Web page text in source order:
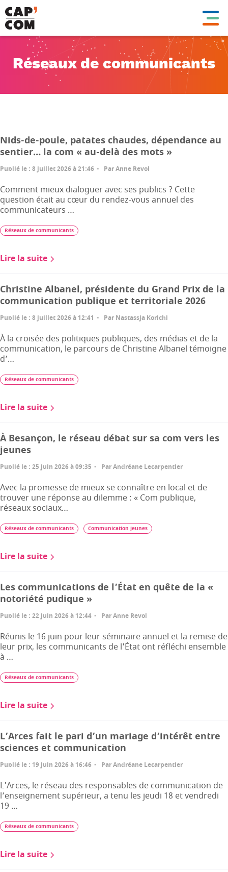
Aller
au
contenu
principal
Réseaux de communicants
Nids-de-poule, patates chaudes, dépendance au
sentier… la com « au-delà des mots »
Publié le : 8 juillet 2026 à 21:46 ParAnne Revol
Comment mieux dialoguer avec ses publics ? Cette
question était au cœur du rendez-vous annuel des
communicateurs …
Lire la suite
Réseaux de communicants
Christine Albanel, présidente du Grand Prix de la
communication publique et territoriale 2026
Publié le : 8 juillet 2026 à 12:41 Par Nastassja Korichi
À la croisée des politiques publiques, des médias et de la
communication, le parcours de Christine Albanel témoigne
d’…
Lire la suite
Réseaux de communicants
À Besançon, le réseau débat sur sa com vers les
jeunes
Publié le : 25 juin 2026 à 09:35 ParAndréane Lecarpentier
Avec la promesse de mieux se connaître en local et de
trouver une réponse au dilemme : « Com publique,
réseaux sociaux…
Lire la suite
Réseaux de communicants Communication jeunes
Les communications de l’État en quête de la «
notoriété pudique »
Publié le : 22 juin 2026 à 12:44 ParAnne Revol
Réunis le 16 juin pour leur séminaire annuel et la remise de
leur prix, les communicants de l'État ont réfléchi ensemble
à …
Lire la suite
Réseaux de communicants
L’Arces fait le pari d’un mariage d’intérêt entre
sciences et communication
Publié le : 19 juin 2026 à 16:46 ParAndréane Lecarpentier
L'Arces, le réseau des responsables de communication de
l’enseignement supérieur, a tenu les jeudi 18 et vendredi
19 …
Lire la suite
Réseaux de communicants